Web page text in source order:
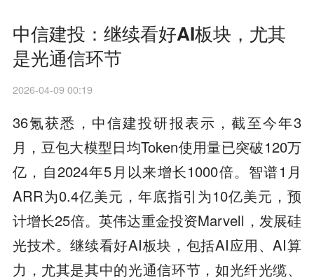
中信建投：继续看好AI板块，尤其
是光通信环节
2026-04-09 00:19
36氪获悉，中信建投研报表示，截至今年3
月，豆包大模型日均Token使用量已突破120万
亿，自2024年5月以来增长1000倍。智谱1月
ARR为0.4亿美元，年底指引为10亿美元，预
计增长25倍。英伟达重金投资Marvell，发展硅
光技术。继续看好AI板块，包括AI应用、AI算
力，尤其是其中的光通信环节，如光纤光缆、